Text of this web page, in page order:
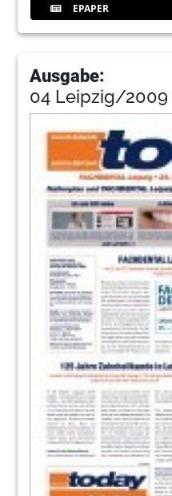
EPAPER
Ausgabe:
04 Leipzig/2009